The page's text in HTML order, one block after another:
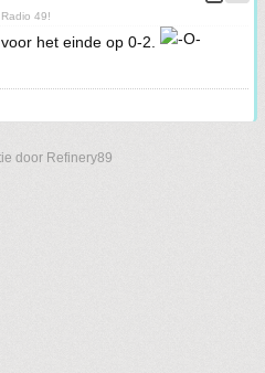
49!
het einde op 0-2.
door Refinery89